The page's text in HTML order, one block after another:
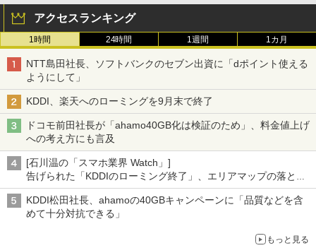
アクセスランキング
1時間 24時間 1週間 1カ月
NTT島田社長、ソフトバンクのセブン出資に「dポイント使える
ようにして」
KDDI、楽天へのローミングを9月末で終了
ドコモ前田社長が「ahamo40GB化は検証のため」、料金値上げ
への考え方にも言及
[石川温の「スマホ業界 Watch」]
告げられた「KDDIのローミング終了」、エリアマップの落とし
穴と楽天モバイルの課題
KDDI松田社長、ahamoの40GBキャンペーンに「品質などを含
めて十分対抗できる」
もっと見る